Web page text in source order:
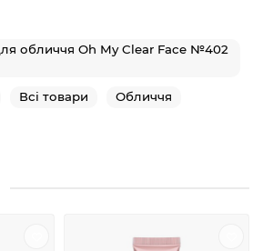
обличчя Oh My Clear Face №402
Всі товари Обличчя